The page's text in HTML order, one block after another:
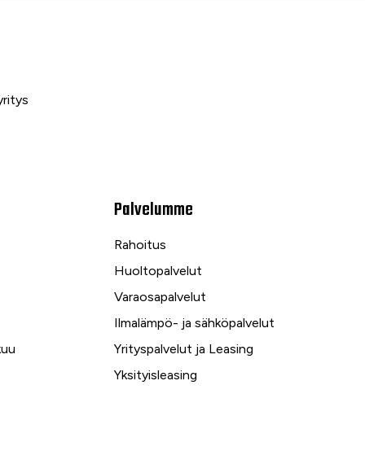
Palvelumme
Rahoitus
Huoltopalvelut
Varaosapalvelut
Ilmalämpö- ja sähköpalvelut
Yrityspalvelut ja Leasing
Yksityisleasing